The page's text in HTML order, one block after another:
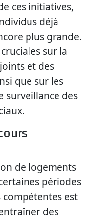
ces initiatives,
déjà
plus grande.
sur la
et des
que sur les
surveillance des
de logements
périodes
compétentes est
des